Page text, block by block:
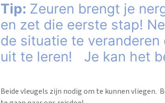
Tip: Zeuren brengt je
en zet die eerste stap!
de situatie te
uit te leren! Je kan het
Beide vleugels zijn nodig om te kunnen vliegen.